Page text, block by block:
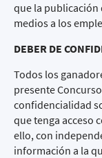
que la publicación
medios a los
DEBER DE
Todos los
presente
confidencialidad
que tenga acceso
ello, con
información a la